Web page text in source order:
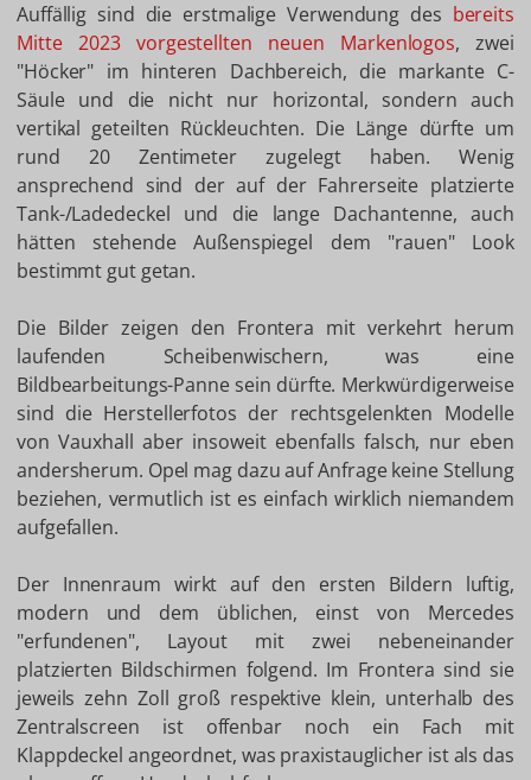
Auffällig sind die erstmalige Verwendung des bereits
Mitte 2023 vorgestellten neuen Markenlogos, zwei
"Höcker" im hinteren Dachbereich, die markante C-
Säule und die nicht nur horizontal, sondern auch
vertikal geteilten Rückleuchten. Die Länge dürfte um
rund 20 Zentimeter zugelegt haben. Wenig
ansprechend sind der auf der Fahrerseite platzierte
Tank-/Ladedeckel und die lange Dachantenne, auch
hätten stehende Außenspiegel dem "rauen" Look
bestimmt gut getan.
Die Bilder zeigen den Frontera mit verkehrt herum
laufenden Scheibenwischern, was eine
Bildbearbeitungs-Panne sein dürfte. Merkwürdigerweise
sind die Herstellerfotos der rechtsgelenkten Modelle
von Vauxhall aber insoweit ebenfalls falsch, nur eben
andersherum. Opel mag dazu auf Anfrage keine Stellung
beziehen, vermutlich ist es einfach wirklich niemandem
aufgefallen.
Der Innenraum wirkt auf den ersten Bildern luftig,
modern und dem üblichen, einst von Mercedes
"erfundenen", Layout mit zwei nebeneinander
platzierten Bildschirmen folgend. Im Frontera sind sie
jeweils zehn Zoll groß respektive klein, unterhalb des
Zentralscreen ist offenbar noch ein Fach mit
Klappdeckel angeordnet, was praxistauglicher ist als das